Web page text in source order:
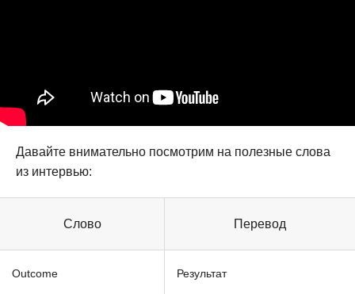
Давайте внимательно посмотрим на полезные слова
из интервью:
Слово Перевод
Outcome Результат